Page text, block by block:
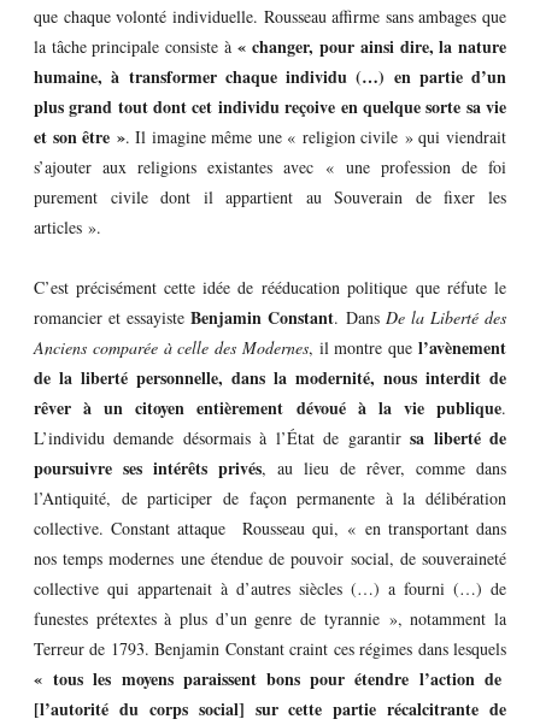
que chaque volonté individuelle. Rousseau affirme sans ambages que
la tâche principale consiste à « changer, pour ainsi dire, la nature
humaine, à transformer chaque individu (…) en partie d’un
plus grand tout dont cet individu reçoive en quelque sorte sa vie
et son être ». Il imagine même une « religion civile » qui viendrait
s’ajouter aux religions existantes avec « une profession de foi
purement civile dont il appartient au Souverain de fixer les
articles ».
C’est précisément cette idée de rééducation politique que réfute le
romancier et essayisteBenjamin Constant. DansDe la Liberté des
Anciens comparée à celle des Modernes, il montre quel’avènement
de la liberté personnelle, dans la modernité, nous interdit de
rêver à un citoyen entièrement dévoué à la vie publique.
L’individu demande désormais à l’État de garantirsa liberté de
poursuivre ses intérêts privés, au lieu de rêver, comme dans
l’Antiquité, de participer de façon permanente à la délibération
collective. Constant attaque Rousseau qui, « en transportant dans
nos temps modernes une étendue de pouvoir social, de souveraineté
collective qui appartenait à d’autres siècles (…) a fourni (…) de
funestes prétextes à plus d’un genre de tyrannie », notamment la
Terreur de 1793. Benjamin Constant craint ces régimes dans lesquels
« tous les moyens paraissent bons pour étendre l’action de
[l’autorité du corps social] sur cette partie récalcitrante de